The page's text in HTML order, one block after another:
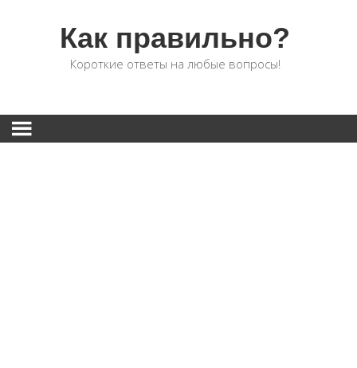
Как правильно?
Короткие ответы на любые вопросы!